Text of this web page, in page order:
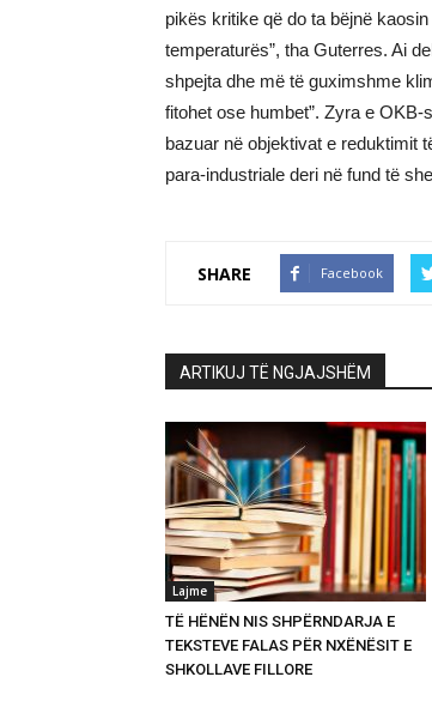
pikës kritike që do ta bëjnë
temperaturës”, tha Guterres. Ai
shpejta dhe më të guximshme
fitohet ose humbet”. Zyra e
bazuar në objektivat e reduktimit
para-industriale deri në fund të
SHARE Facebook
ARTIKUJ TË NGJAJSHËM
Lajme
TË HËNËN NIS SHPËRNDARJA E
TEKSTEVE FALAS PËR NXËNËSIT E
SHKOLLAVE FILLORE